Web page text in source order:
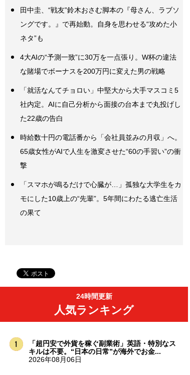
田中圭、“戦友”鈴木おさむ脚本の『母さん、ラブソ
ングです。』で再始動。自身を思わせる“攻めた小
ネタ”も
4大AIの“予測一致”に30万を一点張り。W杯の違法
な賭場でボーナスを200万円に変えた男の戦略
「就活なんてチョロい」中堅大から大手マスコミ5
社内定。AIに自己分析から面接の台本まで丸投げし
た22歳の告白
時給数十円の電話番から「会社員並みの月収」へ。
65歳女性がAIで人生を激変させた“60の手習い”の衝
撃
「スマホが鳴るだけで心臓が…」孤独な大学生をカ
モにした10歳上の“先輩”。5年間にわたる逃亡生活
の果て
24時間更新
人気ランキング
「超円安で外貨を稼ぐ副業術」英語・特別なス
キルは不要。“日本の日常”が海外でお金...
2026年08月06日